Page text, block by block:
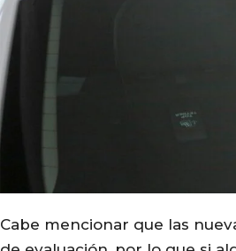
Cabe mencionar que las